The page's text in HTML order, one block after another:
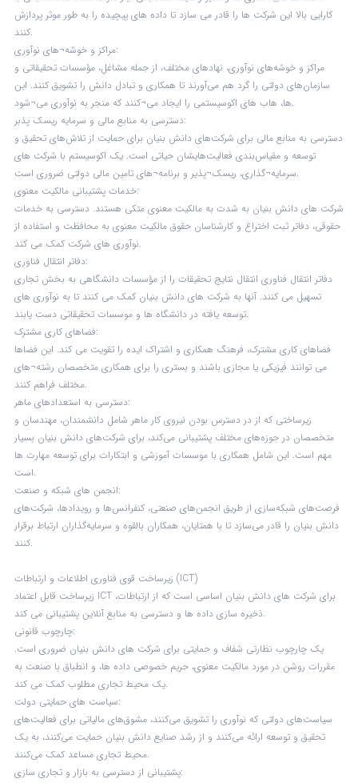
کارایی بالا این شرکت ها را قادر می سازد تا داده های پیچیده را به طور موثر پردازش
کنند.
مراکز و خوشه¬های نوآوری:
مراکز و خوشه‌های نوآوری، نهادهای مختلف، از جمله مشاغل، مؤسسات تحقیقاتی و
سازمان‌های دولتی را گرد هم می‌آورند تا همکاری و تبادل دانش را تشویق کنند. این
ها، هاب های اکوسیستمی را ایجاد می¬کنند که منجر به نوآوری می¬شود.
دسترسی به منابع مالی و سرمایه ریسک پذبر:
دسترسی به منابع مالی برای شرکت‌های دانش بنیان برای حمایت از تلاش‌های تحقیق و
توسعه و مقیاس‌بندی فعالیت‌هایشان حیاتی است. یک اکوسیستم با شرکت های
سرمایه¬گذاری، ریسک¬پذیر و برنامه¬های تامین مالی دولتی ضروری است.
خدمات پشتیبانی مالکیت معنوی:
شرکت های دانش بنیان به شدت به مالکیت معنوی متکی هستند. دسترسی به خدمات
حقوقی، دفاتر ثبت اختراع و کارشناسان حقوق مالکیت معنوی به محافظت و استفاده از
نوآوری های شرکت کمک می کند.
دفاتر انتقال فناوری:
دفاتر انتقال فناوری انتقال نتایج تحقیقات را از مؤسسات دانشگاهی به بخش تجاری
تسهیل می کنند. آنها به شرکت های دانش بنیان کمک می کنند تا به نوآوری های
توسعه یافته در دانشگاه ها و موسسات تحقیقاتی دست یابند.
فضاهای کاری مشترک:
فضاهای کاری مشترک، فرهنگ همکاری و اشتراک ایده را تقویت می کند. این فضاها
می توانند فیزیکی یا مجازی باشند و بستری را برای همکاری متخصصان رشته¬های
مختلف فراهم کنند.
دسترسی به استعدادهای ماهر:
زیرساختی که از در دسترس بودن نیروی کار ماهر شامل دانشمندان، مهندسان و
متخصصان در حوزه‌های مختلف پشتیبانی می‌کند، برای شرکت‌های دانش بنیان بسیار
مهم است. این شامل همکاری با موسسات آموزشی و ابتکارات برای توسعه مهارت ها
است.
انجمن های شبکه و صنعت:
فرصت‌های شبکه‌سازی از طریق انجمن‌های صنعتی، کنفرانس‌ها و رویدادها، شرکت‌های
دانش بنیان را قادر می‌سازد تا با همتایان، همکاران بالقوه و سرمایه‌گذاران ارتباط برقرار
کنند.
زیرساخت قوی فناوری اطلاعات و ارتباطات (ICT)
زیرساخت قابل اعتماد ICT برای شرکت های دانش بنیان اساسی است که از ارتباطات،
ذخیره سازی داده ها و دسترسی به منابع آنلاین پشتیبانی می کند.
چارچوب قانونی:
یک چارچوب نظارتی شفاف و حمایتی برای شرکت های دانش بنیان ضروری است.
مقررات روشن در مورد مالکیت معنوی، حریم خصوصی داده ها، و انطباق با صنعت به
یک محیط تجاری مطلوب کمک می کند.
سیاست های حمایتی دولت:
سیاست‌های دولتی که نوآوری را تشویق می‌کنند، مشوق‌های مالیاتی برای فعالیت‌های
تحقیق و توسعه ارائه می‌کنند و از رشد صنایع دانش بنیان حمایت می‌کنند، به یک
محیط تجاری مساعد کمک می‌کنند.
پشتیبانی از دسترسی به بازار و تجاری سازی: